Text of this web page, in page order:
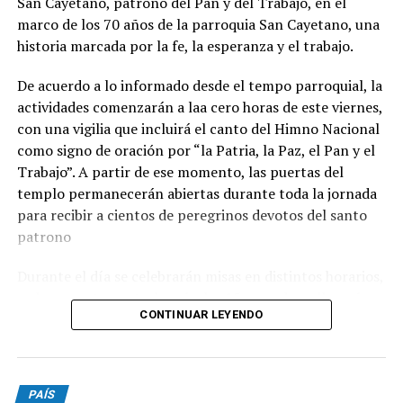
tarifas de luz.
marco de los 70 años de la parroquia San Cayetano, una
historia marcada por la fe, la esperanza y el trabajo.
De acuerdo a lo informado desde el tempo parroquial, la
actividades comenzarán a laa cero horas de este viernes,
con una vigilia que incluirá el canto del Himno Nacional
como signo de oración por “la Patria, la Paz, el Pan y el
Trabajo”. A partir de ese momento, las puertas del
templo permanecerán abiertas durante toda la jornada
para recibir a cientos de peregrinos devotos del santo
patrono
y el momento central será a las 15, cuando se llevará
adelante la tradicional procesión con la imagen de San
presidida por monseñor Ernesto Giobando y finalizará
con la santa misa principal.
CONTINUAR LEYENDO
PAÍS